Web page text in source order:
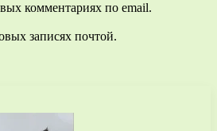
комментариях по email.
записях почтой.